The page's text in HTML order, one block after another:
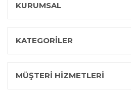
KURUMSAL
KATEGORİLER
MÜŞTERİ HİZMETLERİ